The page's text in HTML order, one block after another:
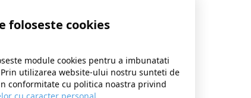
foloseste cookies
module cookies pentru a imbunatati
utilizarea website-ului nostru sunteti de
conformitate cu politica noastra privind